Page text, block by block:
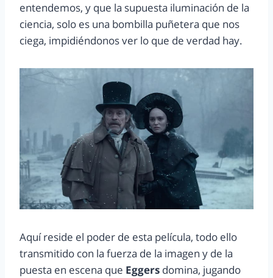
entendemos, y que la supuesta iluminación de la
ciencia, solo es una bombilla puñetera que nos
ciega, impidiéndonos ver lo que de verdad hay.
Aquí reside el poder de esta película, todo ello
transmitido con la fuerza de la imagen y de la
puesta en escena que Eggers domina, jugando